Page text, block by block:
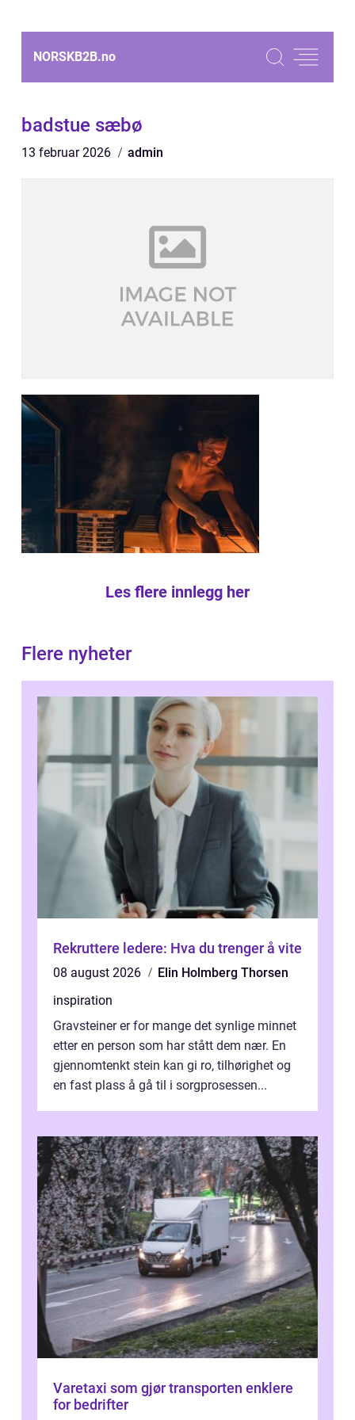
NORSKB2B.no
badstue sæbø
13 februar 2026 admin
Les flere innlegg her
Flere nyheter
Rekruttere ledere: Hva du trenger å vite
08 august 2026
Elin Holmberg Thorsen
inspiration
Gravsteiner er for mange det synlige minnet
etter en person som har stått dem nær. En
gjennomtenkt stein kan gi ro, tilhørighet og
en fast plass å gå til i sorgprosessen...
Varetaxi som gjør transporten enklere
for bedrifter